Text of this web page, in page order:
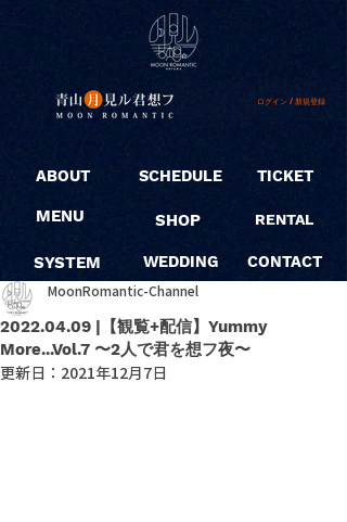
ログイン / 新規登録
ABOUT
MENU
SYSTEM
SCHEDULE
SHOP
WEDDING
TICKET
RENTAL
CONTACT
2022.04.09 |【観覧+配信】Yummy
More...Vol.7 〜2人で君を想フ夜〜
MoonRomantic-Channel
更新日： 2021年12月7日